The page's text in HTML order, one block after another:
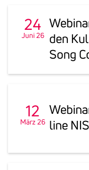
24
Juni 26
den
Song
12
März 26 line